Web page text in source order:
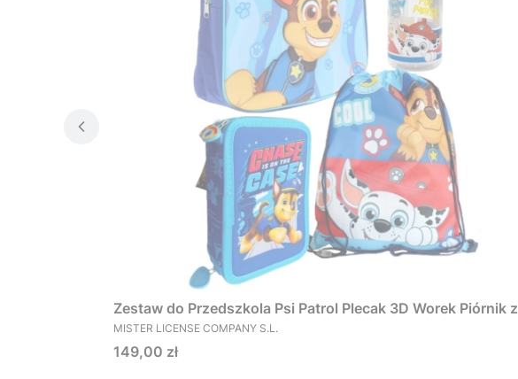
Zestaw do Przedszkola Psi Patrol Plecak 3D Worek Piórnik
PRODUCENT
MISTER LICENSE COMPANY S.L.
Cena
149,00 zł